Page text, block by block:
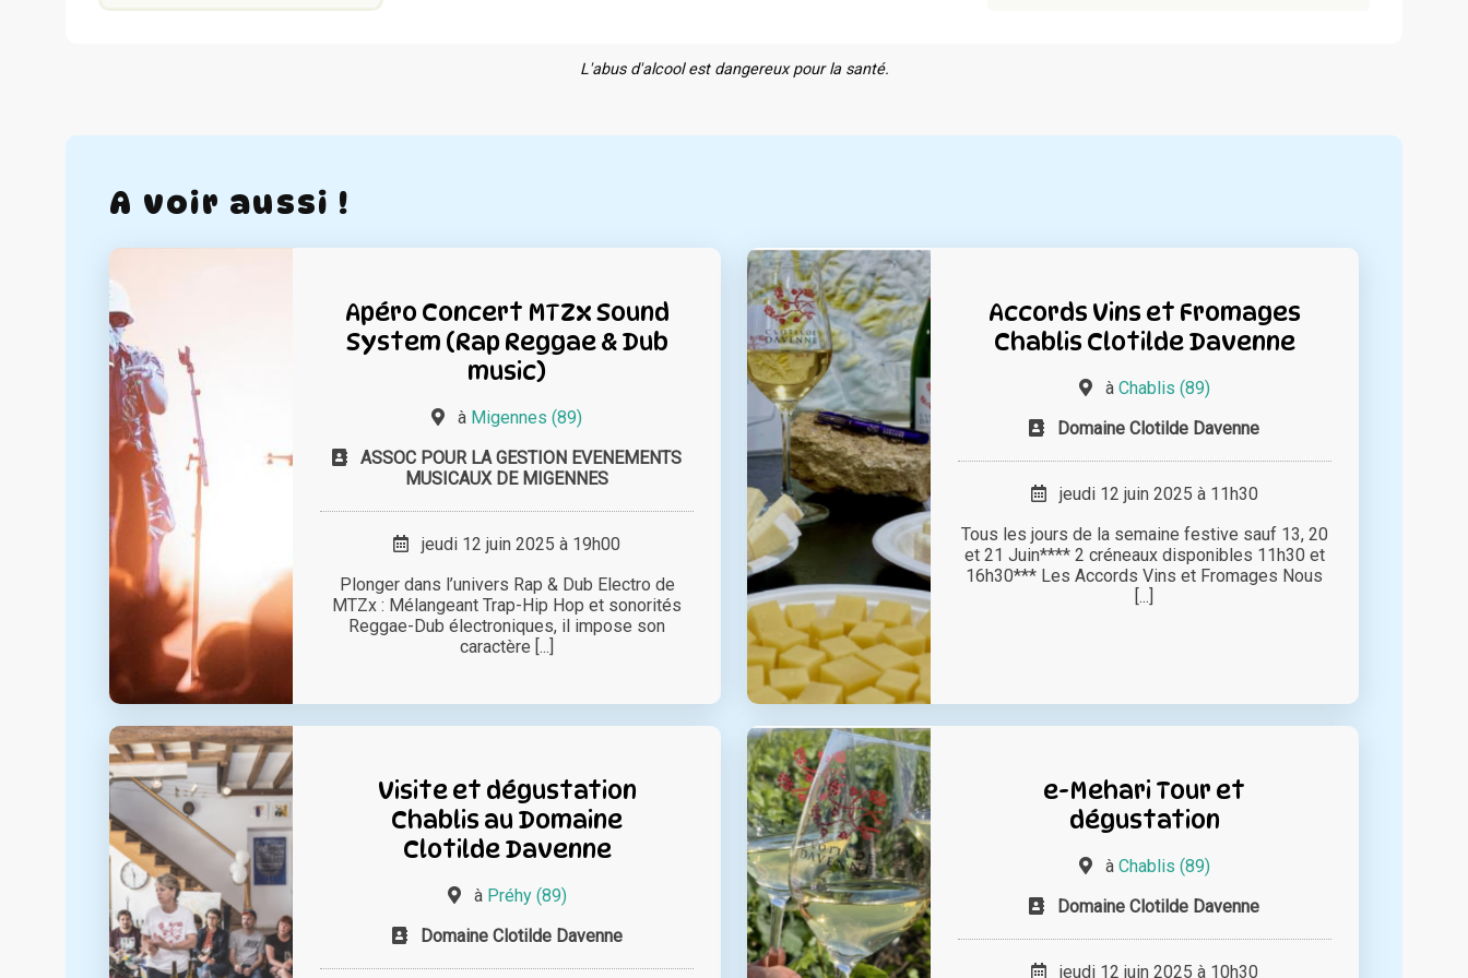
L'abus d'alcool est dangereux pour la santé.
A voir aussi !
Apéro Concert MTZx Sound
System (Rap Reggae & Dub
music)
à Migennes (89)
ASSOC POUR LA GESTION EVENEMENTS
MUSICAUX DE MIGENNES
jeudi 12 juin 2025 à 19h00
Plonger dans l’univers Rap & Dub Electro de
MTZx : Mélangeant Trap-Hip Hop et sonorités
Reggae-Dub électroniques, il impose son
caractère [...]
Accords Vins et Fromages
Chablis Clotilde Davenne
à Chablis (89)
Domaine Clotilde Davenne
jeudi 12 juin 2025 à 11h30
Tous les jours de la semaine festive sauf 13, 20
et 21 Juin**** 2 créneaux disponibles 11h30 et
16h30*** Les Accords Vins et Fromages Nous
[...]
Visite et dégustation
Chablis au Domaine
Clotilde Davenne
à Préhy (89)
Domaine Clotilde Davenne
e-Mehari Tour et
dégustation
à Chablis (89)
Domaine Clotilde Davenne
jeudi 12 juin 2025 à 10h30